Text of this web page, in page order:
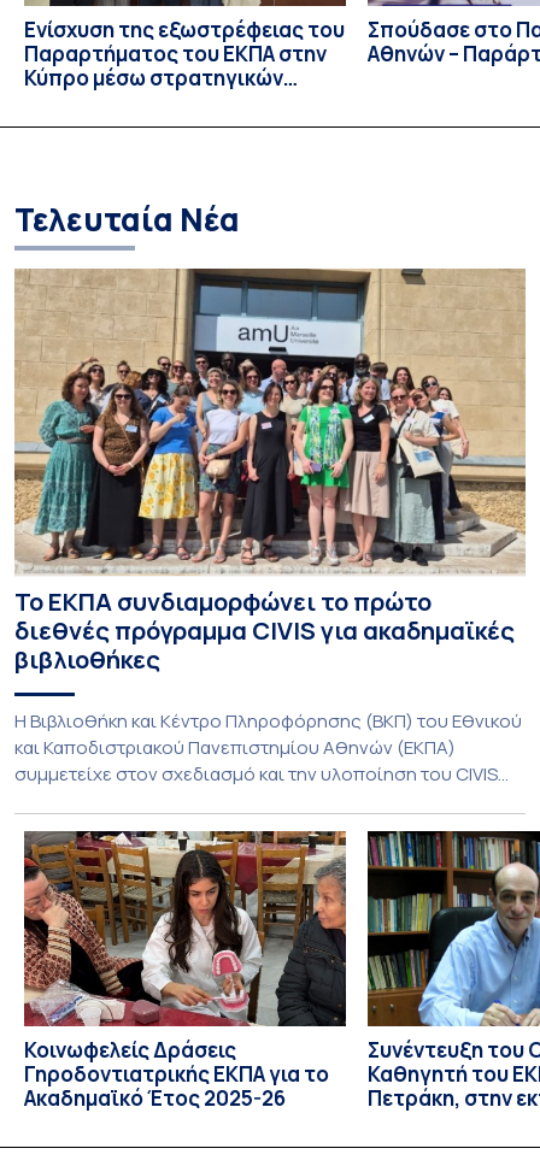
Ενίσχυση της εξωστρέφειας του
Παραρτήματος του ΕΚΠΑ στην
Κύπρο μέσω στρατηγικών
Σπούδασε στο
Αθηνών –
Τελευταία Νέα
Το ΕΚΠΑ συνδιαμορφώνει το πρώτο
διεθνές πρόγραμμα CIVIS για ακαδημαϊκές
βιβλιοθήκες
Η Βιβλιοθήκη και Κέντρο Πληροφόρησης (ΒΚΠ) του Εθνικού
και Καποδιστριακού Πανεπιστημίου Αθηνών (ΕΚΠΑ)
συμμετείχε στον σχεδιασμό και την υλοποίηση του CIVIS
Libraries and Participatory Culture” (IMOTION), το οποίο
πραγματοποιήθηκε με διαδικτυακές και δια ζώσης
εκπαιδευτικές δράσεις από τις 3 Ιουνίου έως τις 10 Ιουλίου
2026. Το πρόγραμμα αποτελεί […]
Κοινωφελείς Δράσεις
Γηροδοντιατρικής ΕΚΠΑ για το
Ακαδημαϊκό Έτος 2025-26
Συνέντευξη του
Καθηγητή του
Πετράκη, στην